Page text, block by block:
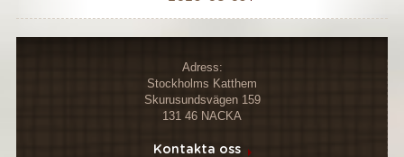
Adress:
Stockholms Katthem
Skurusundsvägen 159
131 46 NACKA
Kontakta oss